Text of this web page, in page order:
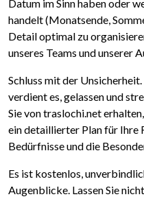
Datum im Sinn haben oder
handelt (Monatsende,
Detail optimal zu
unseres Teams und unserer
Schluss mit der
verdient es, gelassen und
Sie von traslochi.net
ein detaillierter Plan für Ihre
Bedürfnisse und die
Es ist kostenlos,
Augenblicke. Lassen Sie